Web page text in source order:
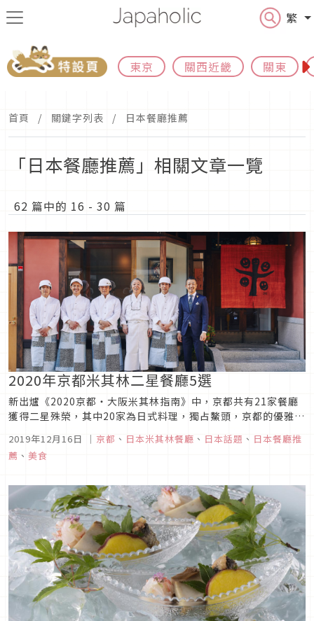
繁
東京 關西近畿 關東
首頁 關鍵字列表 日本餐廳推薦
「日本餐廳推薦」相關文章一覽
62 篇中的 16 - 30 篇
2020年京都米其林二星餐廳5選
新出爐《2020京都・大阪米其林指南》中，京都共有21家餐廳
獲得二星殊榮，其中20家為日式料理，獨占鰲頭，京都的優雅古
創意料理「新門前 米村」也就特別引人注目，不管是創意料理還
是日式料理，一起來看看京都料理的米其林星級魅力吧！1.創意
2019年12月16日 ｜ 京都 、 日本米其林餐廳 、 日本話題 、 日本餐廳推
薦 、 美食